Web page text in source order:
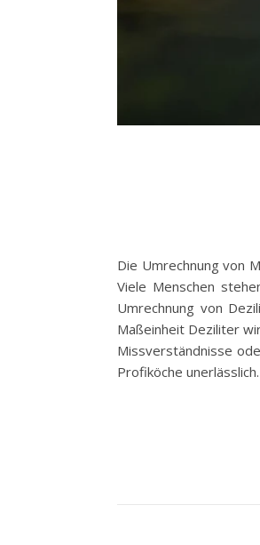
Die Umrechnung von
Viele Menschen
Umrechnung von
Maßeinheit Deziliter
Missverständnisse
Profiköche